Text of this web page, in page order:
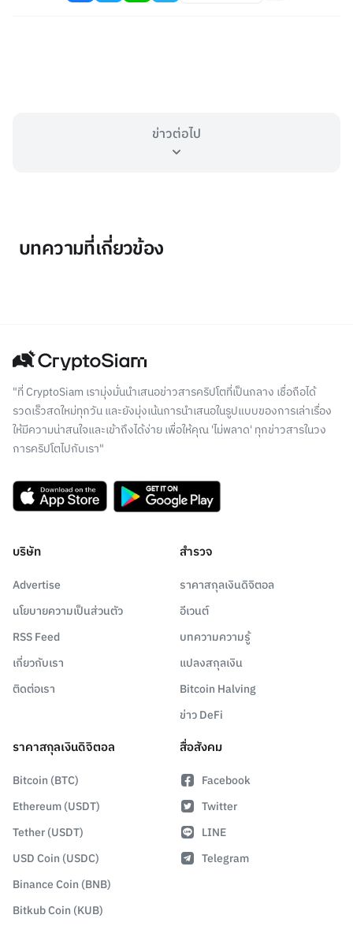
ข่าวต่อไป
บทความที่เกี่ยวข้อง
"ที่ CryptoSiam เรามุ่งมั่นนำเสนอข่าวสารคริปโตที่เป็นกลาง เชื่อถือได้
รวดเร็วสดใหม่ทุกวัน และยังมุ่งเน้นการนำเสนอในรูปแบบของการเล่าเรื่อง
ให้มีความน่าสนใจและเข้าถึงได้ง่าย เพื่อให้คุณ 'ไม่พลาด' ทุกข่าวสารในวง
การคริปโตไปกับเรา"
บริษัท
Advertise
นโยบายความเป็นส่วนตัว
RSS Feed
เกี่ยวกับเรา
ติดต่อเรา
สำรวจ
ราคาสกุลเงินดิจิตอล
อีเวนต์
บทความความรู้
แปลงสกุลเงิน
Bitcoin Halving
ข่าว DeFi
ราคาสกุลเงินดิจิตอล
Bitcoin (BTC)
Ethereum (USDT)
Tether (USDT)
USD Coin (USDC)
Binance Coin (BNB)
Bitkub Coin (KUB)
สื่อสังคม
Facebook
Twitter
LINE
Telegram